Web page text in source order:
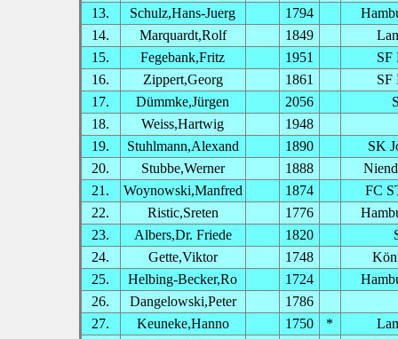
13.
Schulz,Hans-Juerg 1794
14.
Marquardt,Rolf 1849
15.
Fegebank,Fritz 1951
SF
16.
Zippert,Georg 1861
SF
17.
Dümmke,Jürgen 2056
18.
Weiss,Hartwig
1948
19.
Stuhlmann,Alexand 1890
SK
20.
Stubbe,Werner 1888
21.
Woynowski,Manfred 1874
FC
22.
Ristic,Sreten 1776
23.
Albers,Dr. Friede 1820
24.
Gette,Viktor 1748
25.
Helbing-Becker,Ro 1724
26.
Dangelowski,Peter 1786
27.
Keuneke,Hanno 1750 *